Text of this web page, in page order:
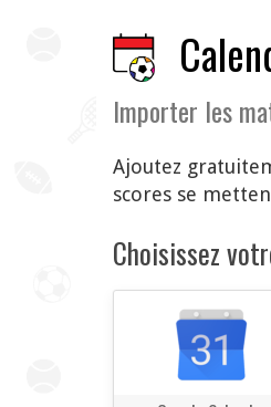
Importer les
Ajoutez
scores se
Choisissez